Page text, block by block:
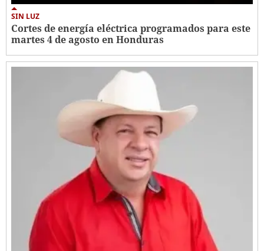
SIN LUZ
Cortes de energía eléctrica programados para este
martes 4 de agosto en Honduras